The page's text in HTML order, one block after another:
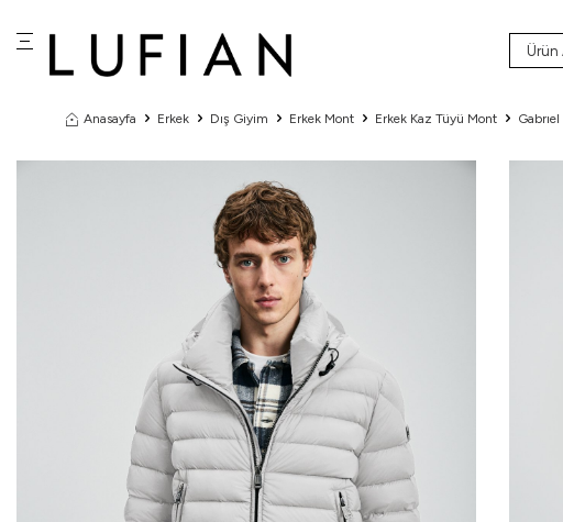
Anasayfa Erkek Dış Giyim Erkek Mont Erkek Kaz Tüyü Mont